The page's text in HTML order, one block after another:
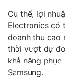
Câu chuyện
Thị trường
Góc doanh
Dữ liệu và
Truyền hình
Phim VTV
Hậu trường
Giải trí
Cụ thể, lợi
Electronics có
doanh thu cao
thời vượt dự
khả năng
Samsung.